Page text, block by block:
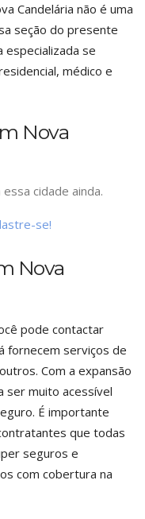
Candelária não é uma
seção do presente
se
médico e
Nova
cidade ainda.
se!
Nova
pode contactar
fornecem serviços de
Com a expansão
ser muito acessível
É importante
que todas
seguros e
com cobertura na